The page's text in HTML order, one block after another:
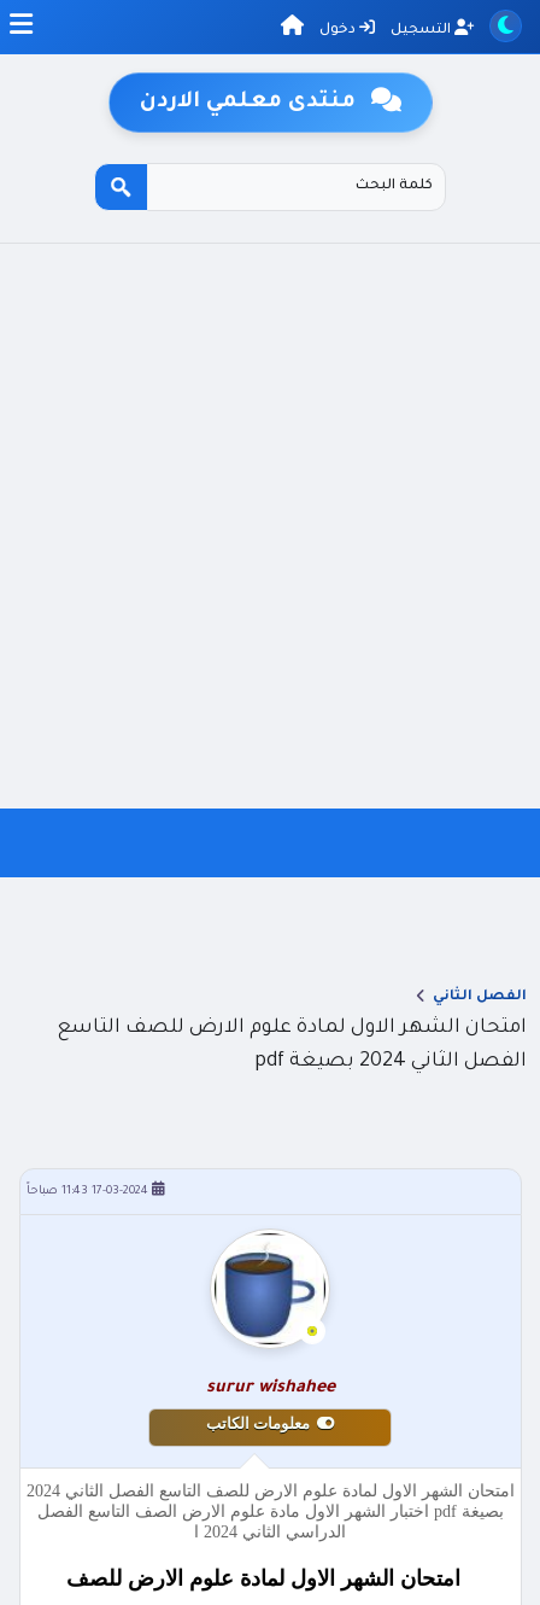
التسجيل دخول
منتدى معلمي الاردن
الفصل الثاني
امتحان الشهر الاول لمادة علوم الارض للصف التاسع
الفصل الثاني 2024 بصيغة pdf
17-03-2024 11:43 صباحاً
surur wishahee
معلومات الكاتب
امتحان الشهر الاول لمادة علوم الارض للصف التاسع الفصل الثاني 2024
بصيغة pdf اختبار الشهر الاول مادة علوم الارض الصف التاسع الفصل
الدراسي الثاني 2024 ا
امتحان الشهر الاول لمادة علوم الارض للصف